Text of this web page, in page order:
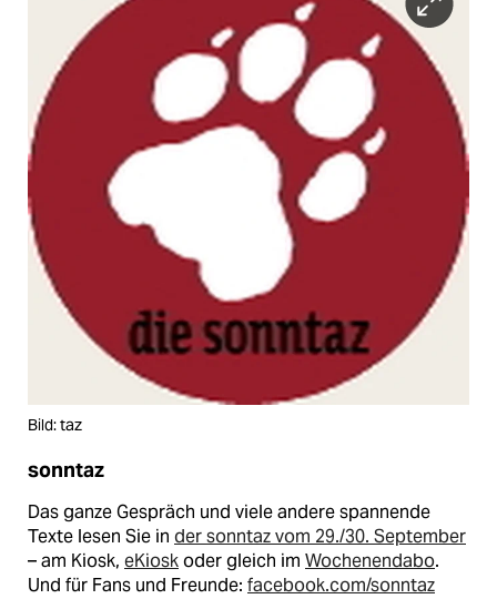
Bild: taz
sonntaz
Das ganze Gespräch und viele andere spannende
Texte lesen Sie in der sonntaz vom 29./30. September
– am Kiosk, eKioskoder gleich im Wochenendabo.
Und für Fans und Freunde: facebook.com/sonntaz